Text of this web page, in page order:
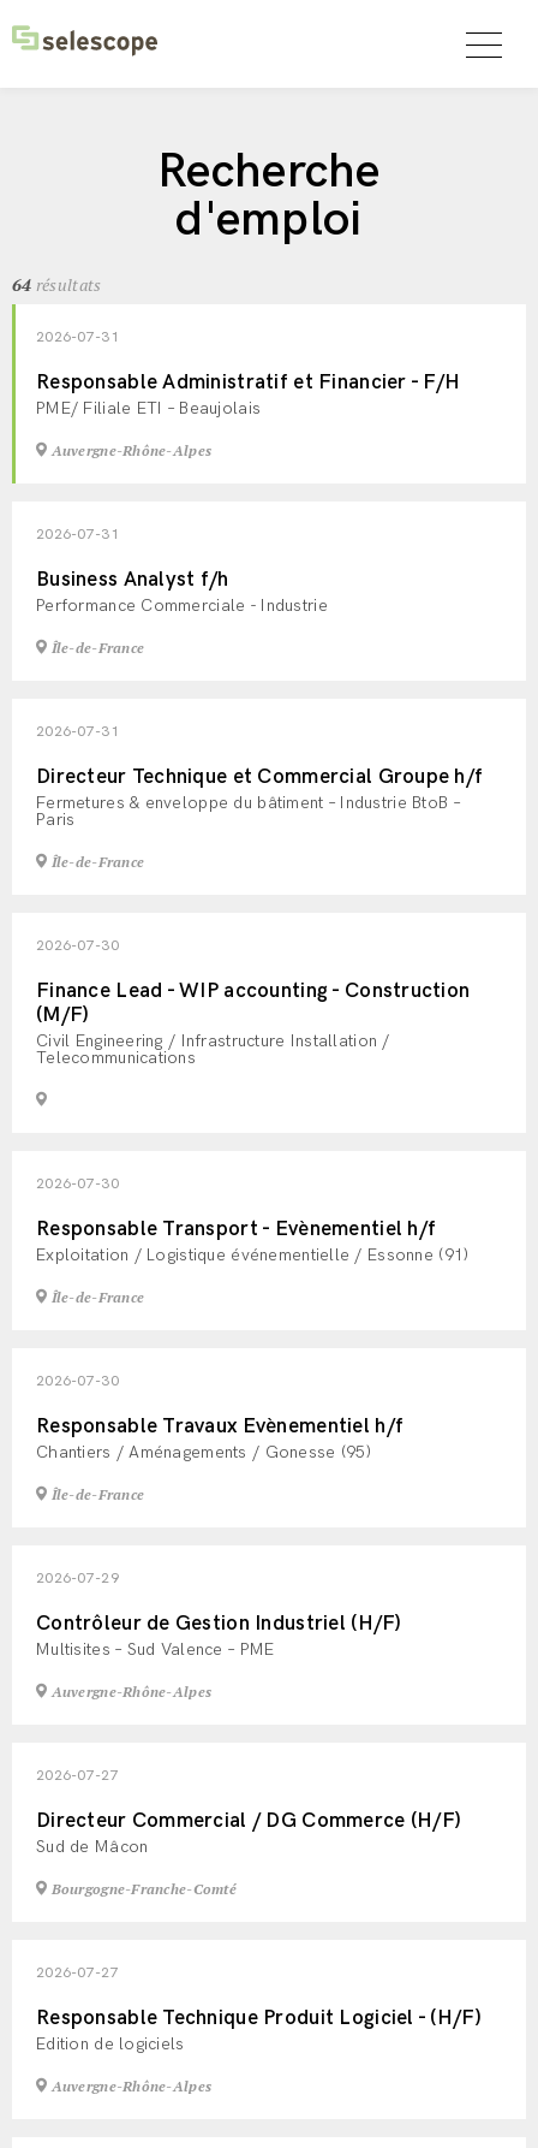
Recherche
d'emploi
64 résultats
2026-07-31
Responsable Administratif et Financier - F/H
PME/ Filiale ETI – Beaujolais
Auvergne-Rhône-Alpes
2026-07-31
Business Analyst f/h
Performance Commerciale - Industrie
Île-de-France
2026-07-31
Directeur Technique et Commercial Groupe h/f
Fermetures & enveloppe du bâtiment – Industrie BtoB –
Paris
Île-de-France
2026-07-30
Finance Lead - WIP accounting - Construction
(M/F)
Civil Engineering / Infrastructure Installation /
Telecommunications
2026-07-30
Responsable Transport - Evènementiel h/f
Exploitation / Logistique événementielle / Essonne (91)
Île-de-France
2026-07-30
Responsable Travaux Evènementiel h/f
Chantiers / Aménagements / Gonesse (95)
Île-de-France
2026-07-29
Contrôleur de Gestion Industriel (H/F)
Multisites – Sud Valence – PME
Auvergne-Rhône-Alpes
2026-07-27
Directeur Commercial / DG Commerce (H/F)
Sud de Mâcon
Bourgogne-Franche-Comté
2026-07-27
Responsable Technique Produit Logiciel - (H/F)
Edition de logiciels
Auvergne-Rhône-Alpes